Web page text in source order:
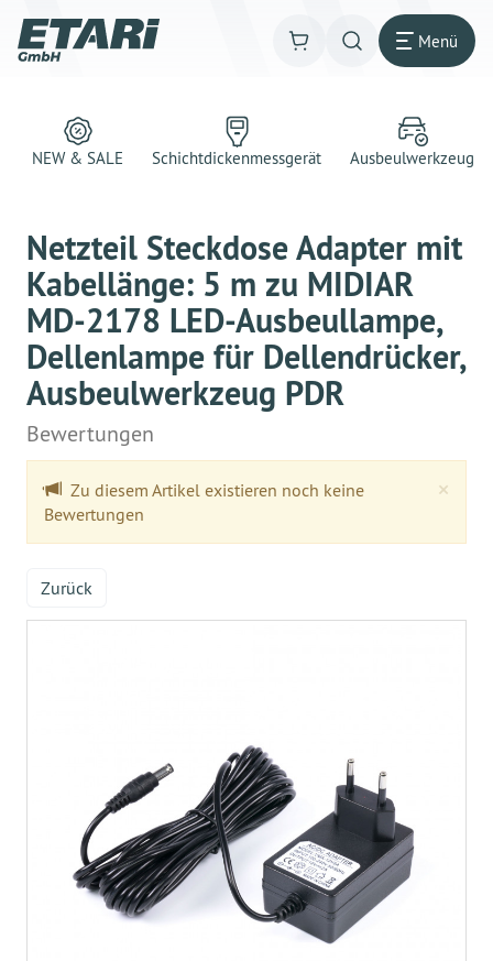
Menü
NEW & SALE Schichtdickenmessgerät Ausbeulwerkzeug
Netzteil Steckdose Adapter mit
Kabellänge: 5 m zu MIDIAR
MD-2178 LED-Ausbeullampe,
Dellenlampe für Dellendrücker,
Ausbeulwerkzeug PDR
Bewertungen
×
Zu diesem Artikel existieren noch keine
Bewertungen
Zurück